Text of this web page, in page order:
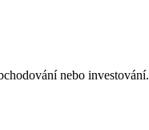
nebo investování.